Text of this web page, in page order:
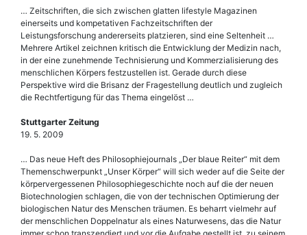
… Zeitschriften, die sich zwischen glatten lifestyle Magazinen
einerseits und kompetativen Fachzeitschriften der
Leistungsforschung andererseits platzieren, sind eine Seltenheit …
Mehrere Artikel zeichnen kritisch die Entwicklung der Medizin nach,
in der eine zunehmende Technisierung und Kommerzialisierung des
menschlichen Körpers festzustellen ist. Gerade durch diese
Perspektive wird die Brisanz der Fragestellung deutlich und zugleich
die Rechtfertigung für das Thema eingelöst …
Stuttgarter Zeitung
19. 5. 2009
… Das neue Heft des Philosophiejournals „Der blaue Reiter“ mit dem
Themenschwerpunkt „Unser Körper“ will sich weder auf die Seite der
körpervergessenen Philosophiegeschichte noch auf die der neuen
Biotechnologien schlagen, die von der technischen Optimierung der
biologischen Natur des Menschen träumen. Es beharrt vielmehr auf
der menschlichen Doppelnatur als eines Naturwesens, das die Natur